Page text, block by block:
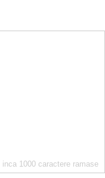
inca 1000 caractere ramase